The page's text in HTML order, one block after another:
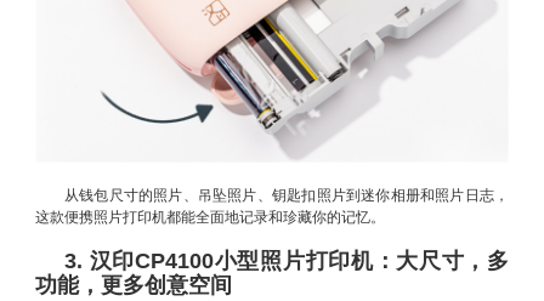
从钱包尺寸的照片、吊坠照片、钥匙扣照片到迷你相册和照片日志，
这款便携照片打印机都能全面地记录和珍藏你的记忆。
3. 汉印CP4100小型照片打印机：大尺寸，多
功能，更多创意空间